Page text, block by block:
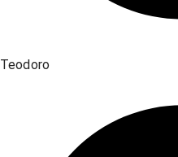
Teodoro